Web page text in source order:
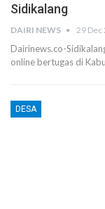
Sidikalang
DAIRI NEWS 29 Dec
Dairinews.co-
online bertugas di
DESA